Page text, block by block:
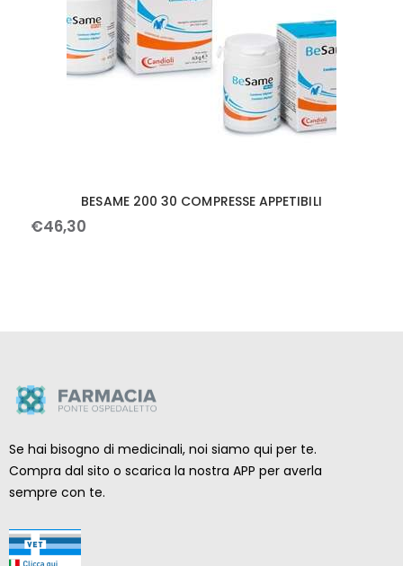
BESAME 200 30 COMPRESSE APPETIBILI
€46,30
Se hai bisogno di medicinali, noi siamo qui per te.
Compra dal sito o scarica la nostra APP per averla
sempre con te.